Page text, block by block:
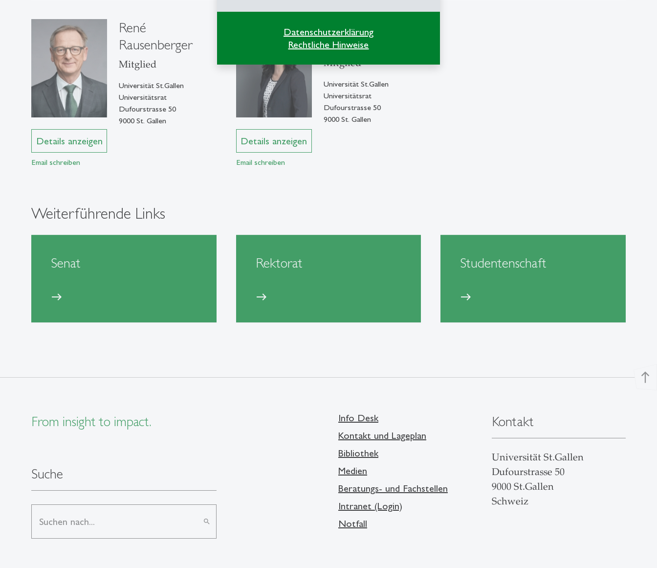
Datenschutzerklärung
Rechtliche Hinweise
Details anzeigen
Email schreiben
René
Rausenberger
Mitglied
Universität St.Gallen
Universitätsrat
Dufourstrasse 50
9000 St. Gallen
Details anzeigen
Email schreiben
Yvonne Suter
lic. rer. publ. HSG
Mitglied
Universität St.Gallen
Universitätsrat
Dufourstrasse 50
9000 St. Gallen
Weiterführende Links
Senat
east
Rektorat
east
Studentenschaft
east
north
From insight to impact.
Suche
search
Info Desk
Kontakt und Lageplan
Bibliothek
Medien
Beratungs- und Fachstellen
Intranet (Login)
Notfall
Kontakt
Universität St.Gallen
Dufourstrasse 50
9000 St.Gallen
Schweiz